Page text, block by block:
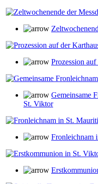
Prozession
Gemeinsame
St. Viktor
Fronleichnam